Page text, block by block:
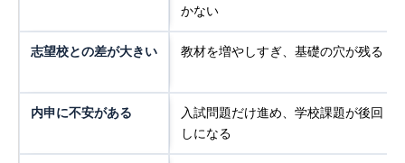
かない
志望校との差が大きい 教材を増やしすぎ、基礎の穴が残る
内申に不安がある
入試問題だけ進め、学校課題が後回
しになる